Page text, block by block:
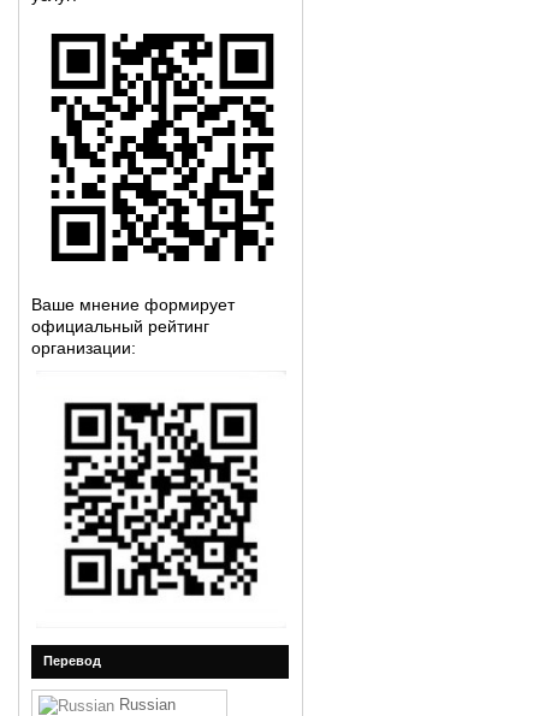
Ваше мнение формирует
официальный рейтинг
организации:
Перевод
Russian